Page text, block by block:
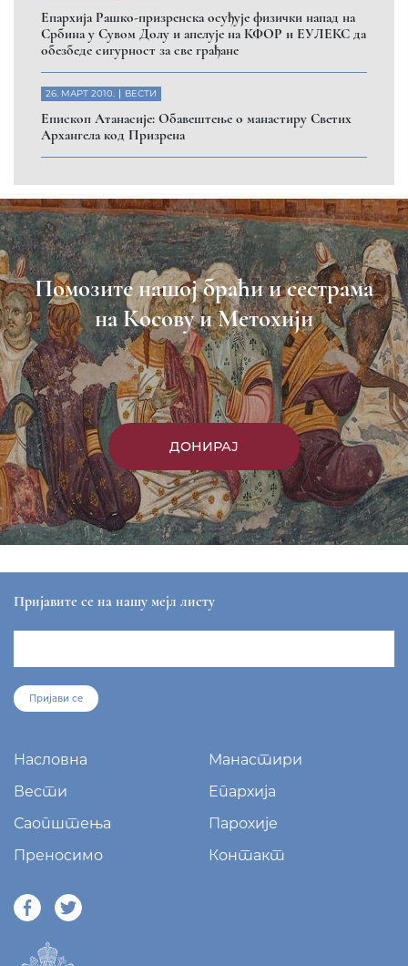
Eпархија Рашко-призренска осуђује физички напад на
Србина у Сувом Долу и апелује на КФОР и ЕУЛЕКС да
обезбеде сигурност за све грађане
26. МАРТ 2010. ВЕСТИ
Eпископ Атанасије: Обавештење о манастиру Светих
Архангела код Призрена
Помозите нашој браћи и сестрама
на Косову и Метохији
ДОНИРАЈ
Пријавите се на нашу мејл листу
Пријави се
Насловна
Манастири
Вести
Епархија
Саопштења
Парохије
Преносимо
Контакт